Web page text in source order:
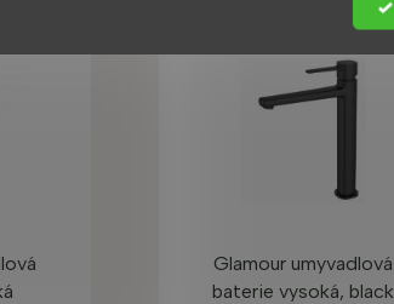
Glamour umyvadlová
baterie vysoká, black